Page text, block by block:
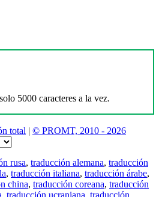
5000 caracteres a la vez.
total | © PROMT, 2010 - 2026
rusa, traducción alemana, traducción
, traducción italiana, traducción árabe,
china, traducción coreana, traducción
, traducción ucraniana, traducción